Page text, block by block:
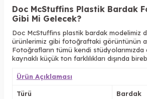
Doc McStuffins Plastik Bardak
Gibi Mi Gelecek?
Doc McStuffins plastik bardak modelimiz
ürünlerimiz gibi fotoğraftaki görüntünün
Fotoğrafların tümü kendi
kaynaklı küçük ton farklılıkları dışında
Ürün Açıklaması
Türü Bardak